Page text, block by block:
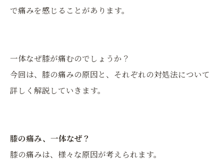
で痛みを感じることがあります。
一体なぜ膝が痛むのでしょうか？
今回は、膝の痛みの原因と、それぞれの対処法について
詳しく解説していきます。
膝の痛み、一体なぜ？
膝の痛みは、様々な原因が考えられます。